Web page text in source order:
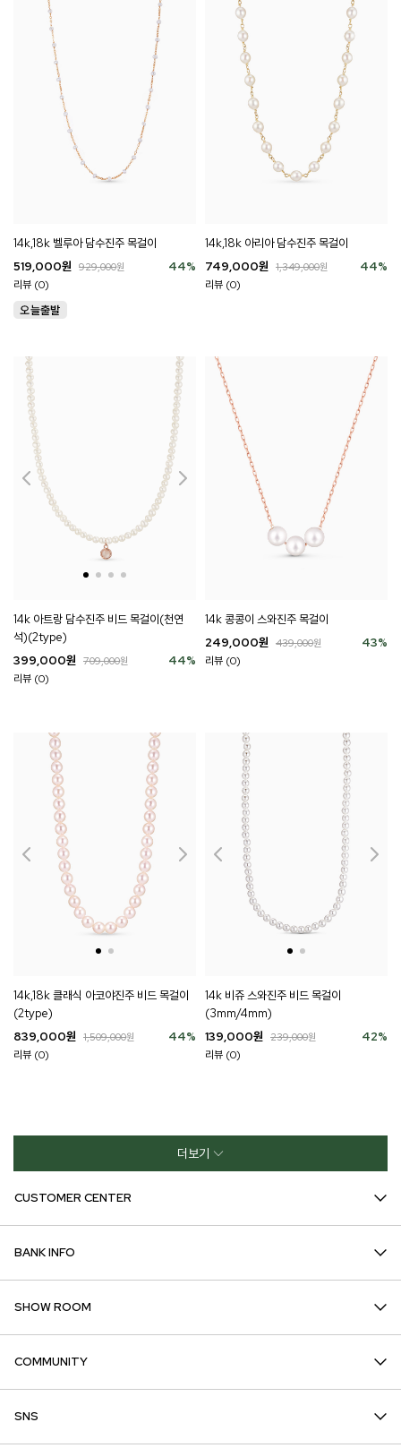
14k,18k 벨루아 담수진주 목걸이
44%
519,000원 929,000원
리뷰 (0)
14k,18k 아리아 담수진주 목걸이
44%
749,000원 1,349,000원
리뷰 (0)
14k 아트랑 담수진주 비드 목걸이(천연
석)(2type)
44%
399,000원 709,000원
리뷰 (0)
14k 콩콩이 스와진주 목걸이
43%
249,000원 439,000원
리뷰 (0)
14k,18k 클래식 아코야진주 비드 목걸이
(2type)
44%
839,000원 1,509,000원
리뷰 (0)
14k 비쥬 스와진주 비드 목걸이
(3mm/4mm)
42%
139,000원 239,000원
리뷰 (0)
더보기
CUSTOMER CENTER
BANK INFO
SHOW ROOM
COMMUNITY
SNS